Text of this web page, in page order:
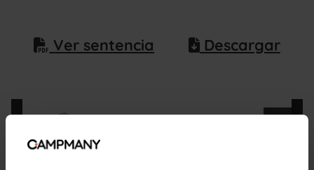
Ver sentencia Descargar